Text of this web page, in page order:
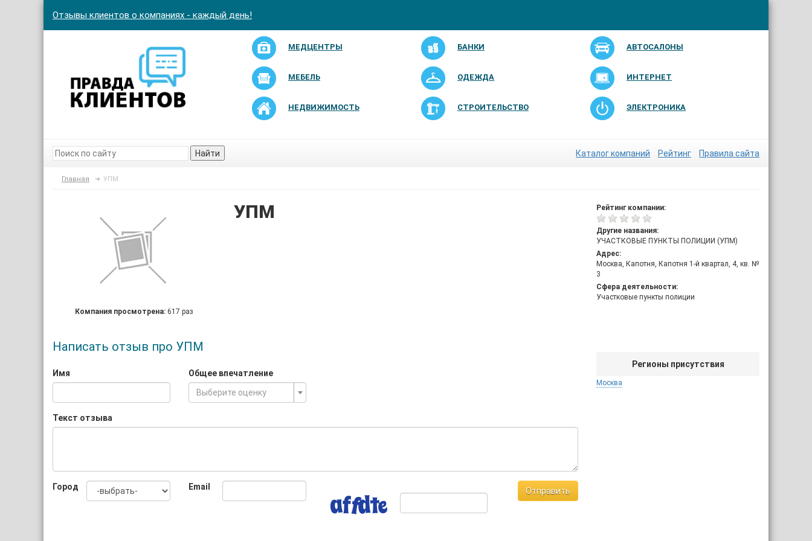
Отзывы клиентов о компаниях - каждый день!
МЕДЦЕНТРЫ БАНКИ АВТОСАЛОНЫ
МЕБЕЛЬ ОДЕЖДА ИНТЕРНЕТ
НЕДВИЖИМОСТЬ СТРОИТЕЛЬСТВО ЭЛЕКТРОНИКА
Найти Каталог компаний Рейтинг Правила сайта
Главная УПМ
Рейтинг компании:
Другие названия:
УЧАСТКОВЫЕ ПУНКТЫ ПОЛИЦИИ (УПМ)
Адрес:
Москва, Капотня, Капотня 1-й квартал, 4, кв. №
3
Сфера деятельности:
Участковые пункты полиции
Регионы присутствия
Москва
Компания просмотрена: 617 раз
УПМ
Написать отзыв про УПМ
Имя
Общее впечатление
Выберите оценку
Текст отзыва
Город Email Отправить